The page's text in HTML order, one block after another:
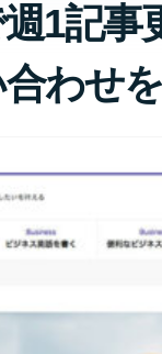
1記事
わせ